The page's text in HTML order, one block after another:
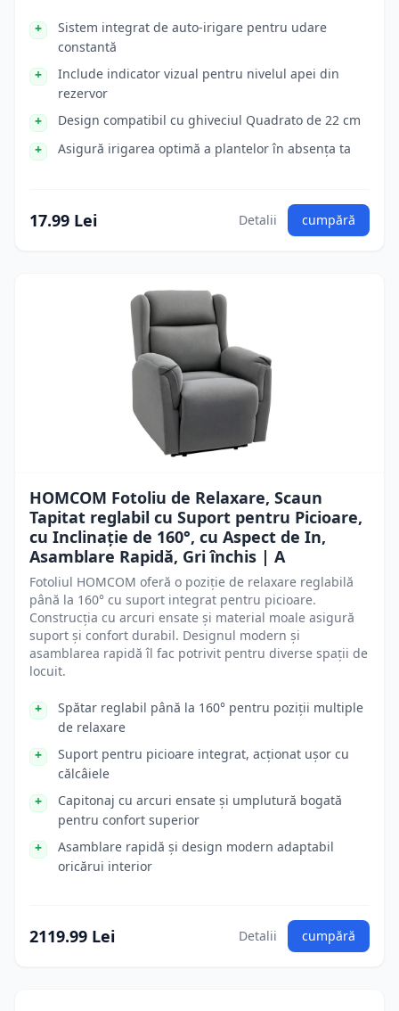
Sistem integrat de auto-irigare pentru udare
constantă
Include indicator vizual pentru nivelul apei din
rezervor
Design compatibil cu ghiveciul Quadrato de 22 cm
Asigură irigarea optimă a plantelor în absența ta
17.99 Lei Detalii cumpără
HOMCOM Fotoliu de Relaxare, Scaun
Tapitat reglabil cu Suport pentru Picioare,
cu Inclinație de 160°, cu Aspect de In,
Asamblare Rapidă, Gri închis | A
Fotoliul HOMCOM oferă o poziție de relaxare reglabilă
până la 160° cu suport integrat pentru picioare.
Construcția cu arcuri ensate și material moale asigură
suport și confort durabil. Designul modern și
asamblarea rapidă îl fac potrivit pentru diverse spații de
locuit.
Spătar reglabil până la 160° pentru poziții multiple
de relaxare
Suport pentru picioare integrat, acționat ușor cu
călcâiele
Capitonaj cu arcuri ensate și umplutură bogată
pentru confort superior
Asamblare rapidă și design modern adaptabil
oricărui interior
2119.99 Lei Detalii cumpără